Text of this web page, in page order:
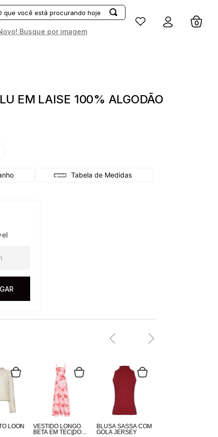
Busque por imagem
Entrar
EM LAISE 100% ALGODÃO
Tabela de Medidas
LOON
VESTIDO LONGO
BETA EM TECIDO
BLUSA SASSÁ COM
GOLA JERSEY